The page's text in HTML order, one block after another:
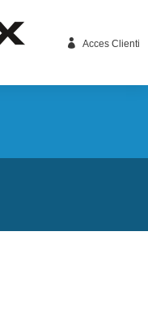
 Acces Clienti